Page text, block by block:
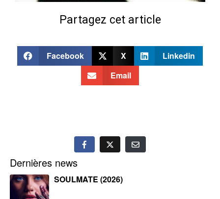
Partagez cet article
Facebook X
Linkedin
Email
Dernières news
SOULMATE (2026)